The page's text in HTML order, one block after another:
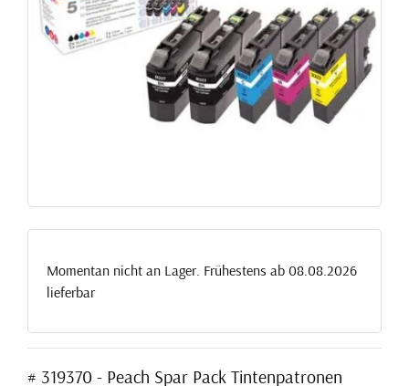
Momentan nicht an Lager. Frühestens ab 08.08.2026
lieferbar
# 319370 - Peach Spar Pack Tintenpatronen